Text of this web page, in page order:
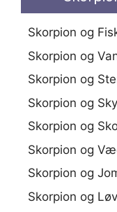
Skorpion og
Skorpion og
Skorpion og
Skorpion og
Skorpion og
Skorpion og
Skorpion og
Skorpion og